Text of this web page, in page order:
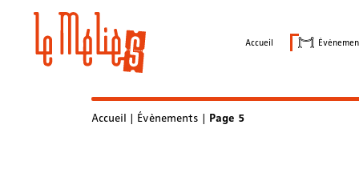
Accueil
Accueil | Évènements | Page 5